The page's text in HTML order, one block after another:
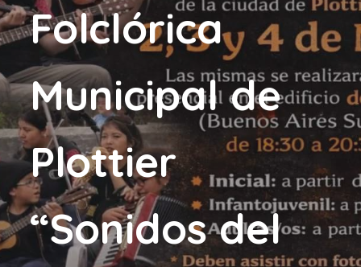
Folclórica
Municipal de
Plottier
“Sonidos del